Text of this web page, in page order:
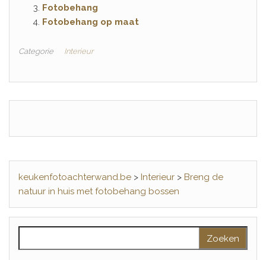
Fotobehang
Fotobehang op maat
Categorie Interieur
keukenfotoachterwand.be > Interieur > Breng de
natuur in huis met fotobehang bossen